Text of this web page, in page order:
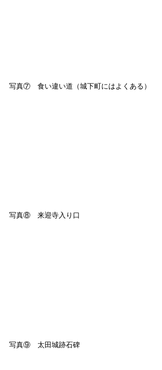
写真⑦　食い違い道（城下町にはよくある）
写真⑧　来迎寺入り口
写真⑨　太田城跡石碑